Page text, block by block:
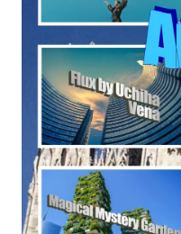
10 aprile 2025
Another Event by
10 aprile 2025, h.19.00
Perfomance di Mona
In occasione di Milano
del duoSwedish Girls